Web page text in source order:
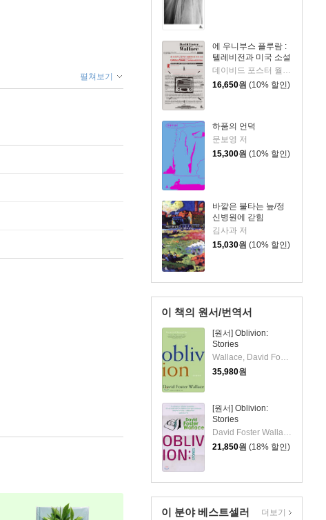
에 우니부스 플루람 :
텔레비전과 미국 소설
데이비드 포스터 월리스 저/노승영 역
16,650원 (10% 할인)
하품의 언덕
문보영 저
15,300원 (10% 할인)
바깥은 불타는 늪/정
신병원에 갇힘
김사과 저
15,030원 (10% 할인)
이 책의 원서/번역서
[원서] Oblivion:
Stories
Wallace, David Foster
35,980원
[원서] Oblivion:
Stories
David Foster Wallace
21,850원 (18% 할인)
이 분야 베스트셀러 더보기
펼쳐보기